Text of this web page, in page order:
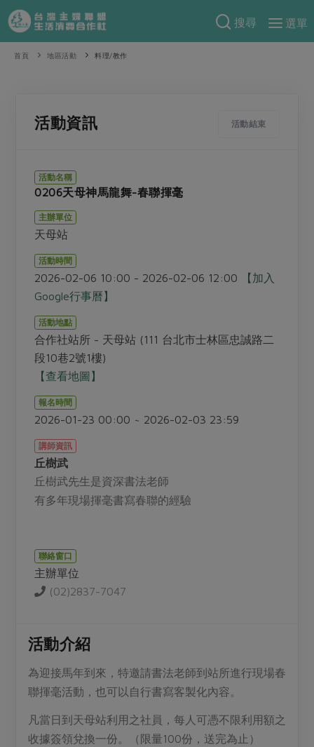
搜尋
選單
產品分類
芽苗類
奶蛋豆・五穀
肉品・水產
畜產肉類
水畜加工品
調理食材・點心
調味醬料/南北貨
保健食品
居家好物
家庭清潔
日用品
最新產品
優惠專區
食材
麵食
肉食
海鮮
蔬食
蛋料理
料理方式
烘焙．點心
醬料
湯品．鍋物
涼拌沙拉
飲品
異國料理
年菜食譜
節慶大餐
高麗菜海鮮煎餅
特別企畫
把最好的台灣味帶回家！
2026年端午節預購圓滿結束
更多預購活動
當季產品
傳到心坎裡，誠心又澎派
合作25-經典快閃最後一週
合作25-精選產品第四彈
更多當季產品
議題活動
主婦聯盟X樂齡網特約優惠案
30%rPET紅烏龍茶
更多議題活動
觀點文章
主婦食堂
社內大小事
產品故事
樂齡生活
廚房瑜伽
關注議題
非基改運動
廢核運動
減添加物
公益金 食農教育
生活者e週報
綠主張月刊
關於合作社
認識合作社
關於我們
合作社組織
員工與求才
產品檢驗
自主把關
檢驗報告
社員權益
合作社法規
選舉專區
下載專區
重要公告
首頁 地區活動 料理/教作
活動結束
活動資訊
活動名稱
0206天母神馬龍舞-春聯揮毫
主辦單位
天母站
活動時間
2026-02-06 10:00 - 2026-02-06 12:00
【加入
Google行事曆】
活動地點
合作社站所 - 天母站 (111 台北市士林區忠誠路二
段10巷2號1樓)
【查看地圖】
報名時間
2026-01-23 00:00 ~ 2026-02-03 23:59
講師資訊
丘樹武
丘樹武先生是資深書法老師
有多年現場揮毫書寫春聯的經驗
聯絡窗口
主辦單位
(02)2837-7047
活動介紹
為迎接馬年到來，特邀請書法老師到站所進行現場春
聯揮毫活動，也可以自行書寫客製化內容。
凡當日到天母站利用之社員，每人可憑不限利用額之
收據簽領兌換一份。（限量100份，送完為止）